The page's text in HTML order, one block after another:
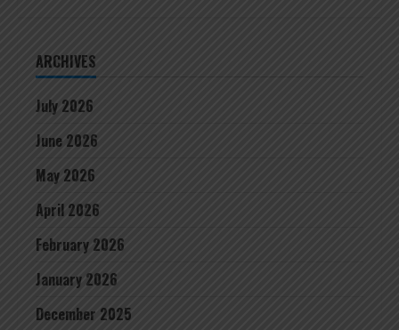
ARCHIVES
July 2026
June 2026
May 2026
April 2026
February 2026
January 2026
December 2025